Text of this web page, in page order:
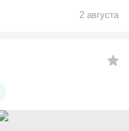
2 августа